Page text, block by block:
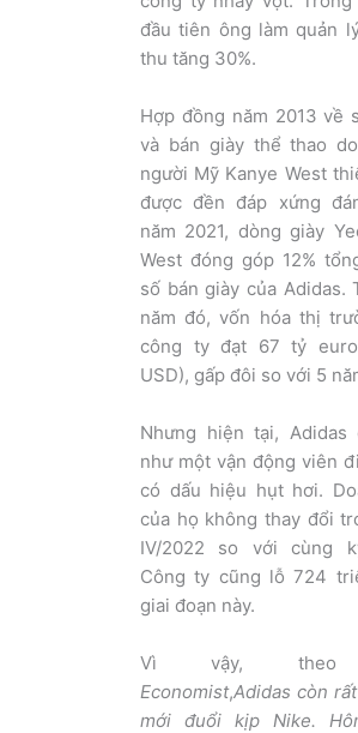
đầu tiên ông làm quản
thu tăng 30%.
Hợp đồng năm 2013 về
và bán giày thể thao
người Mỹ Kanye West
được đền đáp xứng
năm 2021, dòng giày
West đóng góp 12%
số bán giày của Adidas.
năm đó, vốn hóa thị
công ty đạt 67 tỷ
USD), gấp đôi so với 5
Nhưng hiện tại, Adidas
như một vận động viên
có dấu hiệu hụt hơi.
của họ không thay đổi
IV/2022 so với cùng
Công ty cũng lỗ 724
giai đoạn này.
Vì vậy,
Economist,Adidas còn
mới đuổi kịp Nike.